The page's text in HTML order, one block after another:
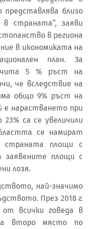
представлява близо
страната“, заяви
в региона
в икономиката на
план. За
5 % ръст на
че вследствие на
общо 9% ръст на
е нарастването при
са се увеличили
се намират
площи с
заявените площи с
лозя.
най-значимо
През 2018 г.
всички говеда в
второ място по